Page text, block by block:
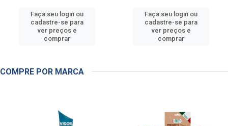
Faça seu login ou
cadastre-se para
ver preços e
comprar
Faça seu login ou
cadastre-se para
ver preços e
comprar
COMPRE POR MARCA